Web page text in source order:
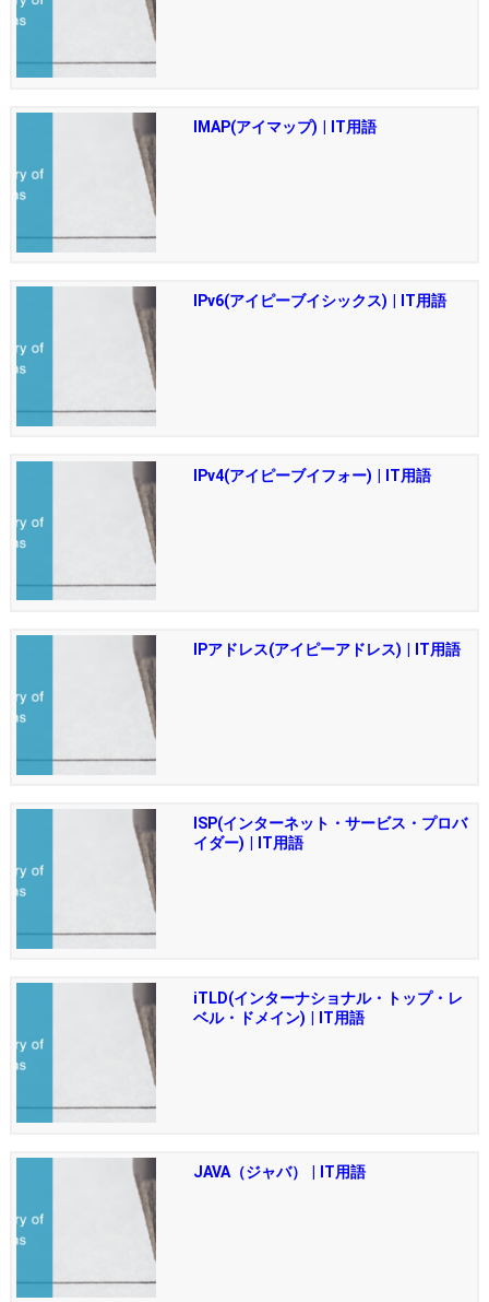
IMAP(アイマップ) | IT用語
IPv6(アイピーブイシックス) | IT用語
IPv4(アイピーブイフォー) | IT用語
IPアドレス(アイピーアドレス) | IT用語
ISP(インターネット・サービス・プロバ
イダー) | IT用語
iTLD(インターナショナル・トップ・レ
ベル・ドメイン) | IT用語
JAVA（ジャバ） | IT用語